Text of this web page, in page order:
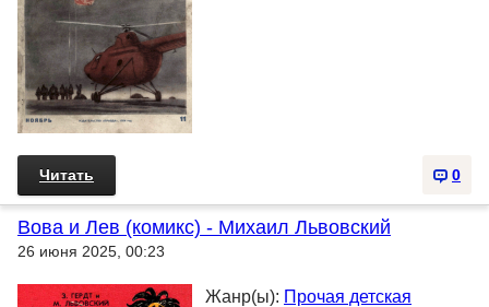
0
Читать
Вова и Лев (комикс) - Михаил Львовский
26 июня 2025, 00:23
Жанр(ы): Прочая детская